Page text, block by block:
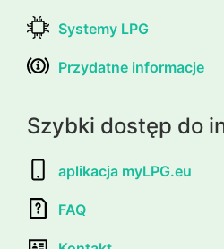
Systemy LPG
Przydatne informacje
Szybki dostęp do
aplikacja myLPG.eu
FAQ